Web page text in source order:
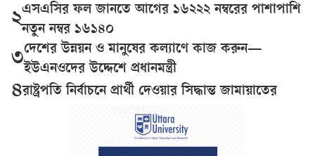
২এসএসির ফল জানতে আগের ১৬২২২ নম্বরের পাশাপাশি
নতুন নম্বর ১৬১৪০
৩দেশের উন্নয়ন ও মানুষের কল্যাণে কাজ করুন—
ইউএনওদের উদ্দেশে প্রধানমন্ত্রী
৪রাষ্ট্রপতি নির্বাচনে প্রার্থী দেওয়ার সিদ্ধান্ত জামায়াতের